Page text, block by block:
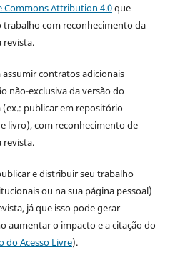
Commons Attribution 4.0que
com reconhecimento da
revista.
contratos adicionais
não-exclusiva da versão do
publicar em repositório
livro), com reconhecimento de
revista.
e distribuir seu trabalho
ou na sua página pessoal)
já que isso pode gerar
aumentar o impacto e a citação do
do Acesso Livre).